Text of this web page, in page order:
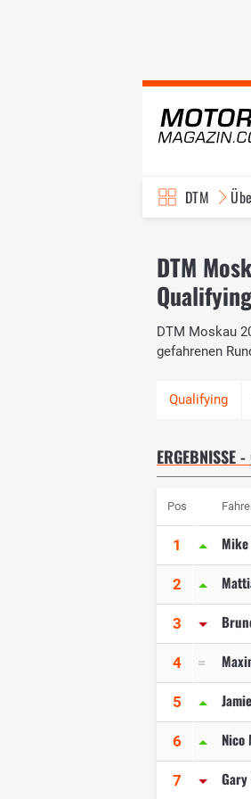
DTM
DTM
DTM Moskau
gefahrenen
ERGEBNISSE
Pos
1
2
3
4
5
6 Nico
7